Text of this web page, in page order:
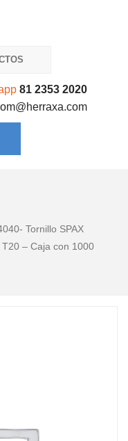
81 2353 2020
Tornillo SPAX
– Caja con 1000